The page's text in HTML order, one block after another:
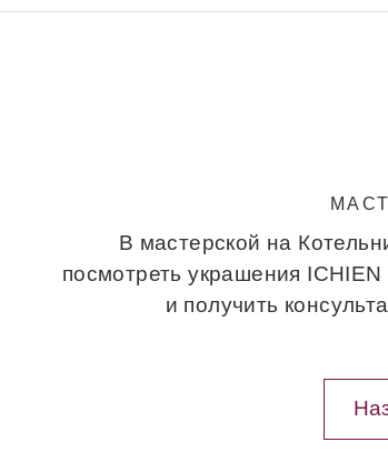
В мастерской на
посмотреть украшения
и получить